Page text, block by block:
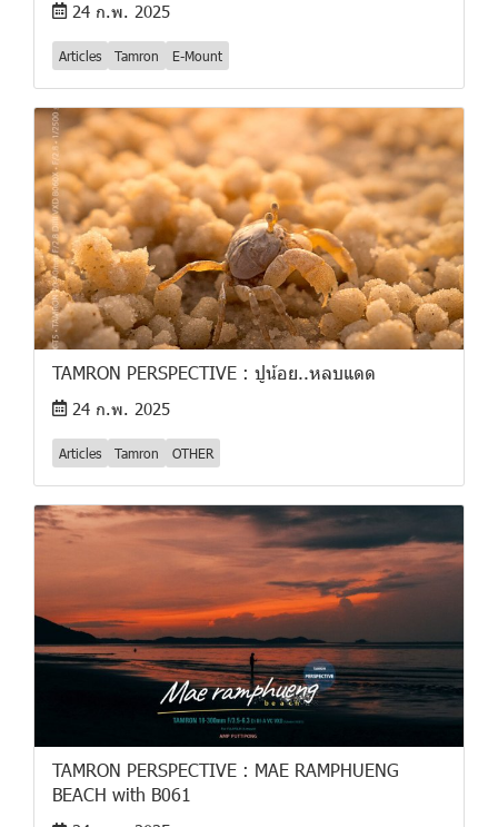
24 ก.พ. 2025
Articles Tamron E-Mount
TAMRON PERSPECTIVE : ปูน้อย..หลบแดด
24 ก.พ. 2025
Articles Tamron OTHER
TAMRON PERSPECTIVE : MAE RAMPHUENG
BEACH with B061